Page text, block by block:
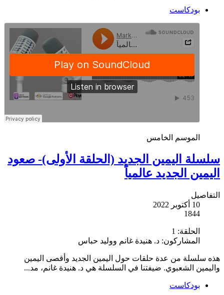
بودكاست
الموسم الخامس
سلسلة اليمين الجديد (الحلقة الأولى)- صعود
اليمين الجديد عالمياً
التفاصيل
10 أكتوبر 2022
1844
الحلقة: 1
المشاركون: د. هنيدة غانم ووليد حباس
هذه سلسلة من عدة حلقات حول اليمين الجديد وأقصى اليمين
واليمين الشعبوي. ضيفتنا في السلسلة هي د. هنيدة غانم، مد...
بودكاست